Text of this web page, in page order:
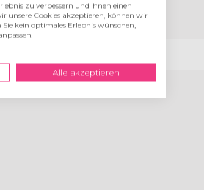
zu verbessern und Ihnen einen
unsere Cookies akzeptieren, können wir
kein optimales Erlebnis wünschen,
Alle akzeptieren